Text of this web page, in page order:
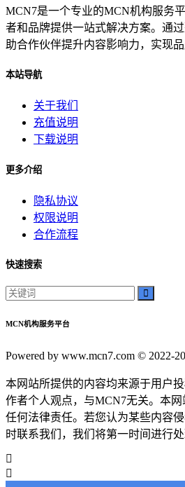
MCN7是一个专业的MCN机构服务
者和品牌提供一站式解决方案。通
助合作伙伴提升内容影响力，实现品
本站导航
关于我们
充值说明
下载说明
更多介绍
隐私协议
权限说明
合作流程
快速搜索
MCN机构服务平台
Powered by www.mcn7.com © 2022-
本网站所提供的内容均来源于用户
作者个人观点，与MCN7无关。本
任何法律责任。若您认为某些内容
时联系我们，我们将第一时间进行处